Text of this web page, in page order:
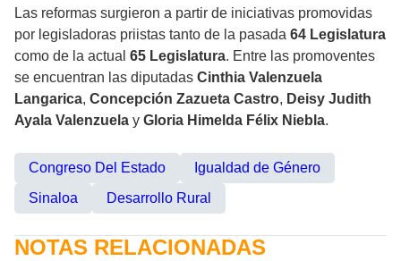
Las reformas surgieron a partir de iniciativas promovidas
por legisladoras priistas tanto de la pasada 64 Legislatura
como de la actual 65 Legislatura. Entre las promoventes
se encuentran las diputadas Cinthia Valenzuela
Langarica, Concepción Zazueta Castro, Deisy Judith
Ayala Valenzuela y Gloria Himelda Félix Niebla.
Congreso Del Estado
Igualdad de Género
Sinaloa
Desarrollo Rural
NOTAS RELACIONADAS